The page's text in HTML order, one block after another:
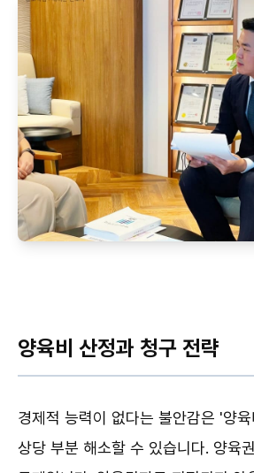
양육비 산정과 청구 전략
경제적 능력이 없다는 불안감은 '양
상당 부분 해소할 수 있습니다. 양육